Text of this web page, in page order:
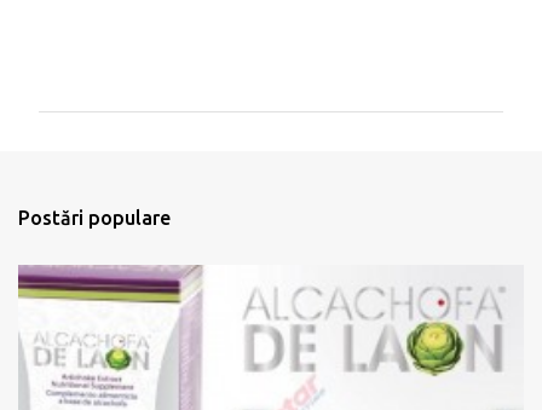
r
i
i
Postări populare